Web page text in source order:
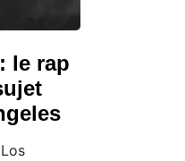
le rap